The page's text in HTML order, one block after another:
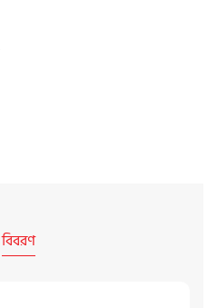
বিবরণ